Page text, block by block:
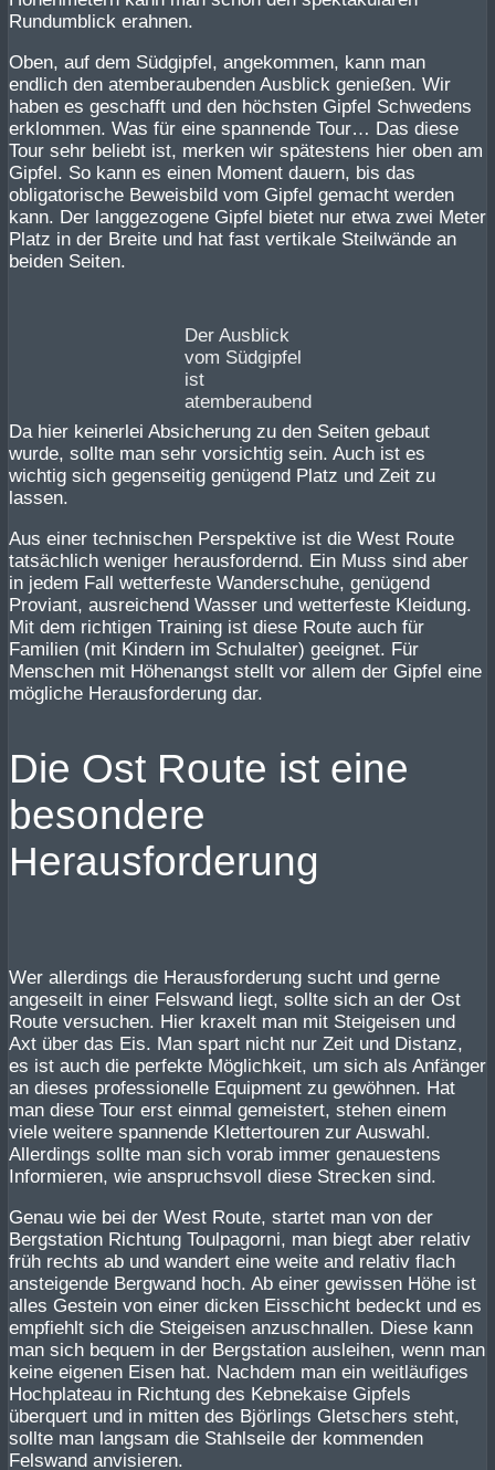
Rundumblick erahnen.
Oben, auf dem Südgipfel, angekommen, kann man
endlich den atemberaubenden Ausblick genießen. Wir
haben es geschafft und den höchsten Gipfel Schwedens
erklommen. Was für eine spannende Tour… Das diese
Tour sehr beliebt ist, merken wir spätestens hier oben am
Gipfel. So kann es einen Moment dauern, bis das
obligatorische Beweisbild vom Gipfel gemacht werden
kann. Der langgezogene Gipfel bietet nur etwa zwei Meter
Platz in der Breite und hat fast vertikale Steilwände an
beiden Seiten.
Der Ausblick
vom Südgipfel
ist
atemberaubend
Da hier keinerlei Absicherung zu den Seiten gebaut
wurde, sollte man sehr vorsichtig sein. Auch ist es
wichtig sich gegenseitig genügend Platz und Zeit zu
lassen.
Aus einer technischen Perspektive ist die West Route
tatsächlich weniger herausfordernd. Ein Muss sind aber
in jedem Fall wetterfeste Wanderschuhe, genügend
Proviant, ausreichend Wasser und wetterfeste Kleidung.
Mit dem richtigen Training ist diese Route auch für
Familien (mit Kindern im Schulalter) geeignet. Für
Menschen mit Höhenangst stellt vor allem der Gipfel eine
mögliche Herausforderung dar.
Die Ost Route ist eine
besondere
Herausforderung
Wer allerdings die Herausforderung sucht und gerne
angeseilt in einer Felswand liegt, sollte sich an der Ost
Route versuchen. Hier kraxelt man mit Steigeisen und
Axt über das Eis. Man spart nicht nur Zeit und Distanz,
es ist auch die perfekte Möglichkeit, um sich als Anfänger
an dieses professionelle Equipment zu gewöhnen. Hat
man diese Tour erst einmal gemeistert, stehen einem
viele weitere spannende Klettertouren zur Auswahl.
Allerdings sollte man sich vorab immer genauestens
Informieren, wie anspruchsvoll diese Strecken sind.
Genau wie bei der West Route, startet man von der
Bergstation Richtung Toulpagorni, man biegt aber relativ
früh rechts ab und wandert eine weite and relativ flach
ansteigende Bergwand hoch. Ab einer gewissen Höhe ist
alles Gestein von einer dicken Eisschicht bedeckt und es
empfiehlt sich die Steigeisen anzuschnallen. Diese kann
man sich bequem in der Bergstation ausleihen, wenn man
keine eigenen Eisen hat. Nachdem man ein weitläufiges
Hochplateau in Richtung des Kebnekaise Gipfels
überquert und in mitten des Björlings Gletschers steht,
sollte man langsam die Stahlseile der kommenden
Felswand anvisieren.